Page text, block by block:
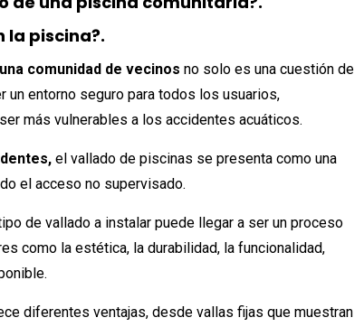
la piscina?.
comunidad de vecinos no solo es una cuestión de
un entorno seguro para todos los usuarios,
más vulnerables a los accidentes acuáticos.
el vallado de piscinas se presenta como una
el acceso no supervisado.
de vallado a instalar puede llegar a ser un proceso
como la estética, la durabilidad, la funcionalidad,
diferentes ventajas, desde vallas fijas que muestran